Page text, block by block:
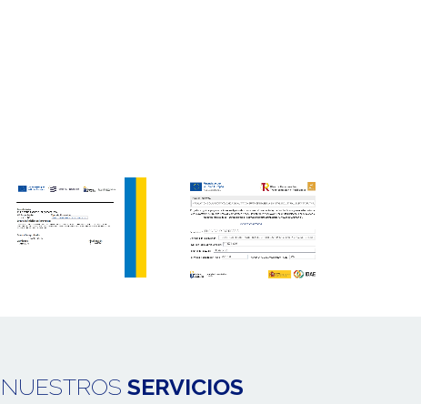
NUESTROS SERVICIOS